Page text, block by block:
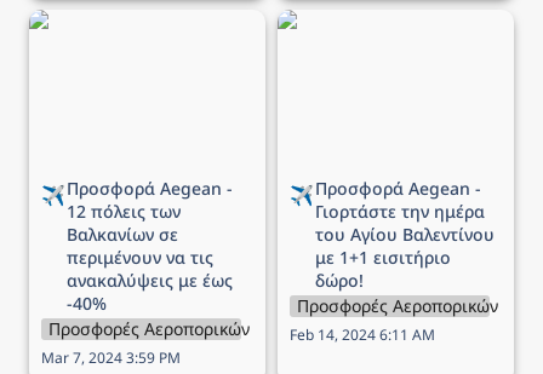
Προσφορά Aegean - 12
✈️Προσφορά Aegean -
12 πόλεις των
Βαλκανίων σε
περιμένουν να τις
ανακαλύψεις με έως
-40%
Προσφορές Αεροπορικών Εταιρειών
Mar 7, 2024 3:59 PM
Προσφορά Aegean -
✈️
Γιορτάστε την ημέρα
του Αγίου Βαλεντίνου
με 1+1 εισιτήριο
δώρο!
Προσφορές Αεροπορικών
Feb 14, 2024 6:11 AM